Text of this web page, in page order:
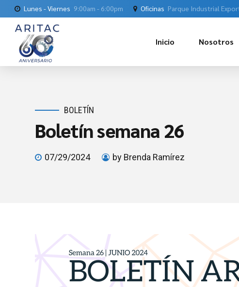
Lunes - Viernes 9:00am - 6:00pm Oficinas Parque Industrial
Inicio Nosotros
BOLETÍN
Boletín semana 26
07/29/2024 by Brenda Ramírez